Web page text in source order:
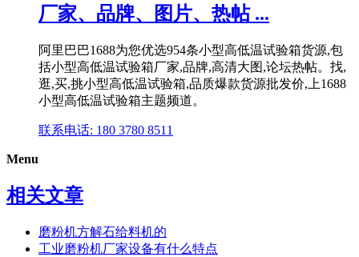
厂家、品牌、图片、热帖 ...
阿里巴巴1688为您优选954条小型高低温试验箱货源,包
括小型高低温试验箱厂家,品牌,高清大图,论坛热帖。找,
逛,买,挑小型高低温试验箱,品质爆款货源批发价,上1688
小型高低温试验箱主题频道。
联系电话: 180 3780 8511
Menu
相关文章
磨粉机方解石给料机的
工业磨粉机厂家设备有什么特点